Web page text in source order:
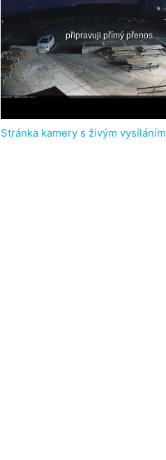
Stránka kamery s živým vysíláním